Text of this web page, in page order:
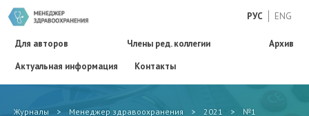
РУС ENG
Для авторов Члены ред. коллегии
Архив
Актуальная информация
Контакты
Журналы > Менеджер здравоохранения > 2021 > №1